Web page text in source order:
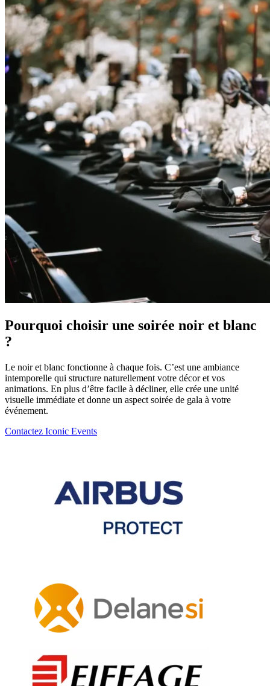
Pourquoi choisir une soirée noir et blanc
?
Le noir et blanc fonctionne à chaque fois. C’est une ambiance
intemporelle qui structure naturellement votre décor et vos
animations. En plus d’être facile à décliner, elle crée une unité
visuelle immédiate et donne un aspect soirée de gala à votre
événement.
Contactez Iconic Events